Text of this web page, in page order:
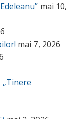
mai 10,
mai 7, 2026